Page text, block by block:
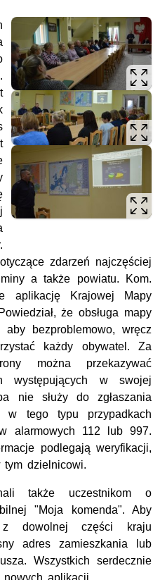
zdarzeń najczęściej
a także powiatu. Kom.
aplikację Krajowej Mapy
że obsługa mapy
aby bezproblemowo, wręcz
każdy obywatel. Za
można przekazywać
występujących w swojej
nie służy do zgłaszania
w tego typu przypadkach
alarmowych 112 lub 997.
podlegają weryfikacji,
tym dzielnicowi.
także uczestnikom o
"Moja komenda". Aby
z dowolnej części kraju
adres zamieszkania lub
Wszystkich serdecznie
aplikacji.